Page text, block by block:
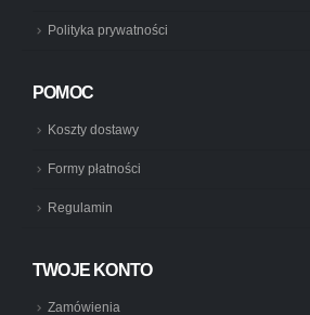
Polityka prywatności
POMOC
Koszty dostawy
Formy płatności
Regulamin
TWOJE KONTO
Zamówienia